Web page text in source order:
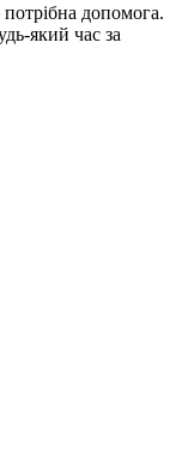
допомога.
який час за